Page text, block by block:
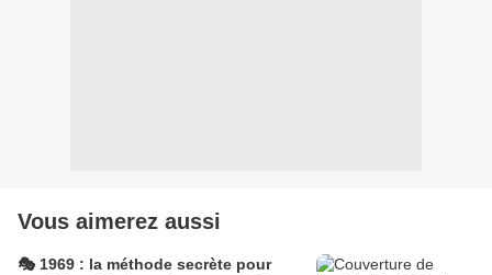
Vous aimerez aussi
🎭 1969 : la méthode secrète pour